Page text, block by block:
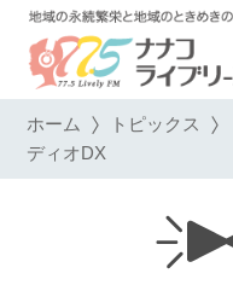
ホーム トピックス
ディオDX